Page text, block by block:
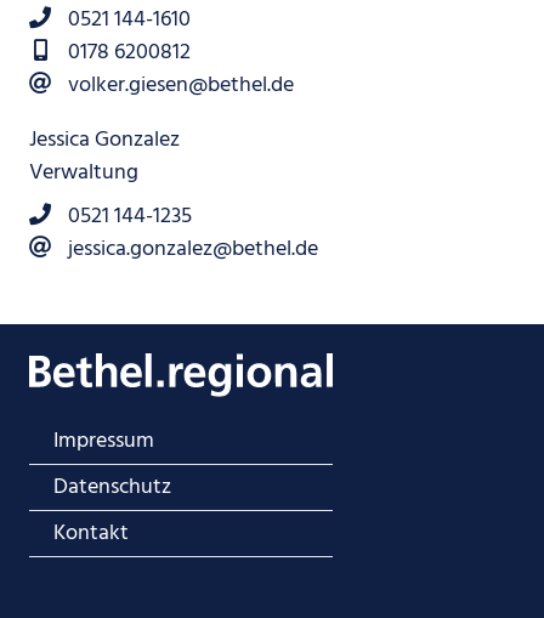
0521 144-1610
0178 6200812
volker.giesen@bethel.de
Jessica Gonzalez
Verwaltung
0521 144-1235
jessica.gonzalez@bethel.de
Impressum
Datenschutz
Kontakt